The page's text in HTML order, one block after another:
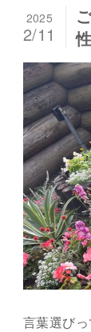
2025
2/11
言葉選び